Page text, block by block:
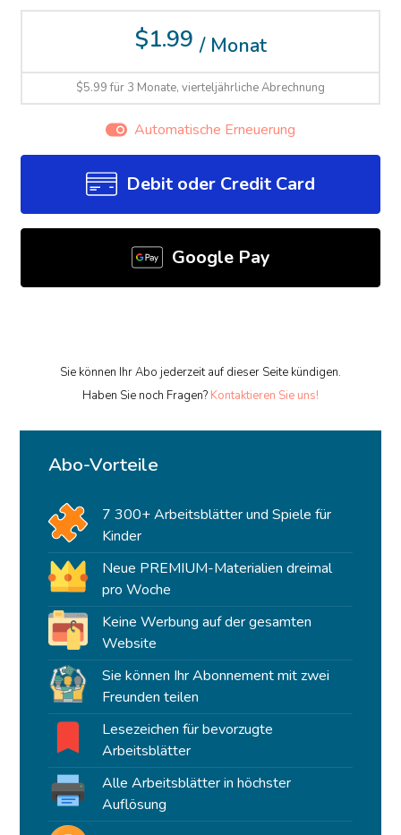
$1.99 / Monat
$5.99 für 3 Monate, vierteljährliche Abrechnung
Automatische Erneuerung
Debit oder Credit Card
Google Pay
Sie können Ihr Abo jederzeit auf dieser Seite kündigen.
Haben Sie noch Fragen? Kontaktieren Sie uns!
Abo-Vorteile
7 300+ Arbeitsblätter und Spiele für
Kinder
Neue PREMIUM-Materialien dreimal
pro Woche
Keine Werbung auf der gesamten
Website
Sie können Ihr Abonnement mit zwei
Freunden teilen
Lesezeichen für bevorzugte
Arbeitsblätter
Alle Arbeitsblätter in höchster
Auflösung